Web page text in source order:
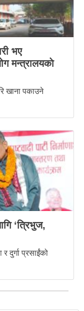
भए
मन्त्रालयकाे
खाना पकाउने
‘त्रिभुज,
दुर्गा प्रसाईंको